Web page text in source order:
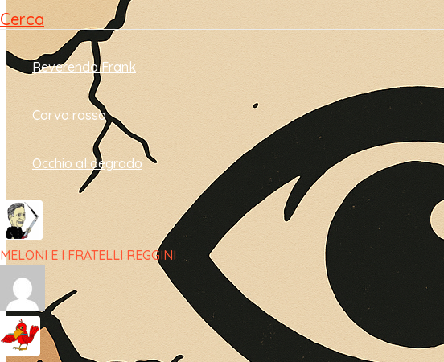
Cerca
Reverendo Frank
Corvo rosso
Occhio al degrado
MELONI E I FRATELLI REGGINI